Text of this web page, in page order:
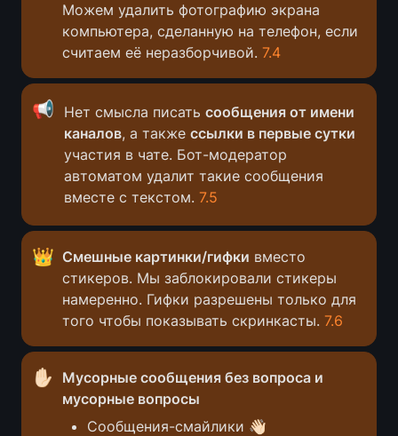
Можем удалить фотографию экрана
компьютера, сделанную на телефон, если
считаем её неразборчивой. 7.4
📢 Нет смысла писать сообщения от имени
каналов, а также ссылки в первые сутки
участия в чате. Бот-модератор
автоматом удалит такие сообщения
вместе с текстом. 7.5
👑 Смешные картинки/гифки вместо
стикеров. Мы заблокировали стикеры
намеренно. Гифки разрешены только для
того чтобы показывать скринкасты. 7.6
✋🏻
Мусорные сообщения без вопроса и
мусорные вопросы
Сообщения-смайлики 👋🏻